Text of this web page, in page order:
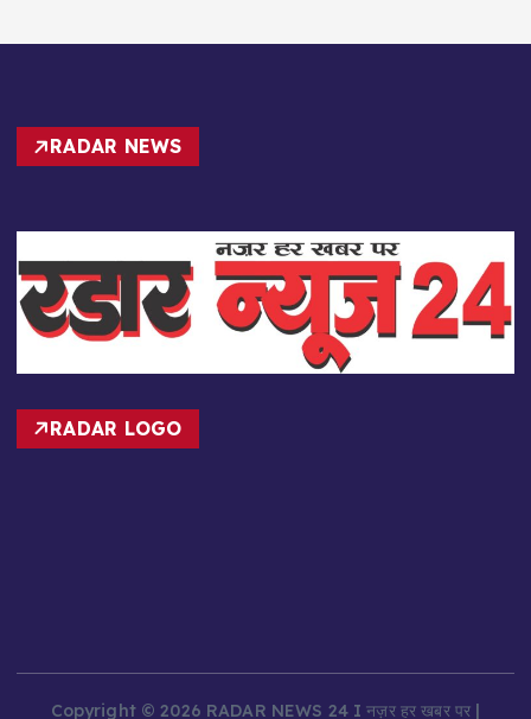
RADAR NEWS
RADAR LOGO
Copyright © 2026 RADAR NEWS 24 I नज़र हर खबर पर |